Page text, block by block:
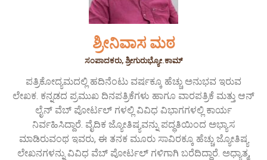
ಶ್ರೀನಿವಾಸ ಮಠ
ಸಂಪಾದಕರು, ಶ್ರೀಗುರುಭ್ಯೋ.ಕಾಮ್
ಪತ್ರಿಕೋದ್ಯಮದಲ್ಲಿ ಹದಿನೆಂಟು ವರ್ಷಕ್ಕೂ ಹೆಚ್ಚು ಅನುಭವ ಇರುವ
ಲೇಖಕ. ಕನ್ನಡದ ಪ್ರಮುಖ ದಿನಪತ್ರಿಕೆಗಳು ಹಾಗೂ ವಾರಪತ್ರಿಕೆ ಮತ್ತು ಆನ್
ಲೈನ್ ವೆಬ್ ಪೋರ್ಟಲ್ ಗಳಲ್ಲಿ ವಿವಿಧ ವಿಭಾಗಗಳಲ್ಲಿ ಕಾರ್ಯ
ನಿರ್ವಹಿಸಿದ್ದಾರೆ. ವೈದಿಕ ಜ್ಯೋತಿಷ್ಯವನ್ನು ಪದ್ಧತಿಯಿಂದ ಅಭ್ಯಾಸ
ಮಾಡಿರುವಂಥ ಇವರು, ಈ ತನಕ ಮೂರು ಸಾವಿರಕ್ಕೂ ಹೆಚ್ಚು ಜ್ಯೋತಿಷ್ಯ
ಲೇಖನಗಳನ್ನು ವಿವಿಧ ವೆಬ್ ಪೋರ್ಟಲ್ ಗಳಿಗಾಗಿ ಬರೆದಿದ್ದಾರೆ. ಅಧ್ಯಾತ್ಮ,